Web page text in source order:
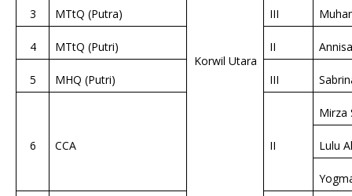
Korwil Utara
3 MTtQ (Putra) III
4 MTtQ (Putri) II
5 MHQ (Putri) III
6 CCA II
Mirza
Lulu